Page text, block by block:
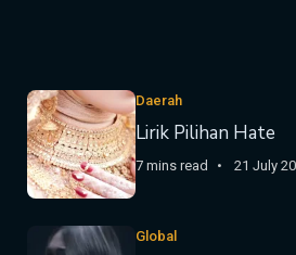
Daerah
Lirik Pilihan Hate
7 mins read 21 July
Global